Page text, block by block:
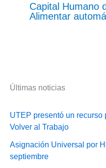
Capital Humano
Alimentar
Últimas noticias
UTEP presentó un
Volver al Trabajo
Asignación Universal por
septiembre